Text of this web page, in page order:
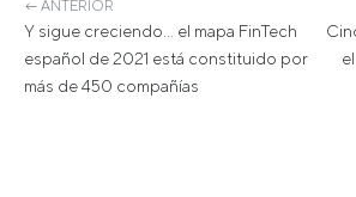
← ANTERIOR
Y sigue creciendo… el mapa FinTech
español de 2021 está constituido por
más de 450 compañías